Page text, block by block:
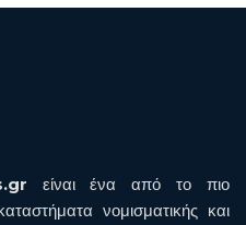
είναι ένα από το πιο
νομισματικής και